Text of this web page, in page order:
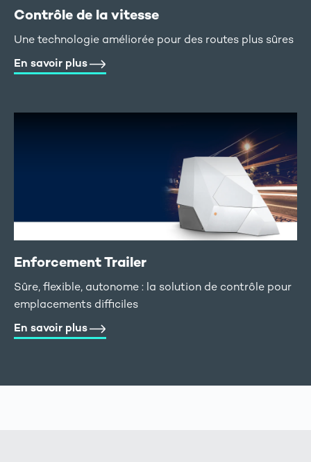
Contrôle de la vitesse
Une technologie améliorée pour des routes plus sûres
En savoir plus
Enforcement Trailer
Sûre, flexible, autonome : la solution de contrôle pour
emplacements difficiles
En savoir plus